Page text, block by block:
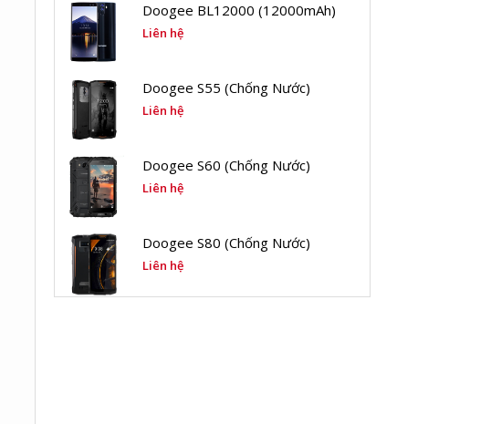
Doogee BL12000 (12000mAh)
Liên hệ
Doogee S55 (Chống Nước)
Liên hệ
Doogee S60 (Chống Nước)
Liên hệ
Doogee S80 (Chống Nước)
Liên hệ